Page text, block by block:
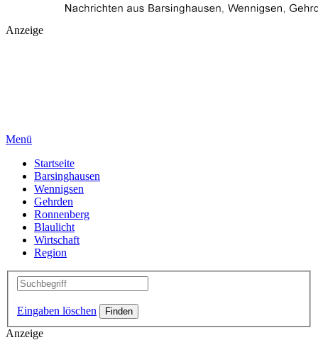
Anzeige
Menü
Startseite
Barsinghausen
Wennigsen
Gehrden
Ronnenberg
Blaulicht
Wirtschaft
Region
Eingaben löschen
Anzeige